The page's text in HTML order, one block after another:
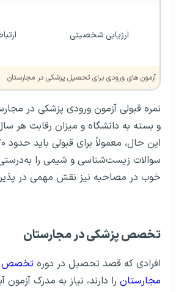
ارزیابی شخصیتی
آزمون های ورودی برای تحصیل پزشکی در مجارستان
نمره قبولی آزمون ورودی پزشکی در
و بسته به دانشگاه و میزان رقابت هر
سوالات زیست‌شناسی و شیمی را
خوب در مصاحبه نیز نقش مهمی در
تخصص پزشکی در مجارستان
افرادی که قصد تحصیل در دوره تخصص
مجارستان را دارند، نیاز به مدرک آزمون